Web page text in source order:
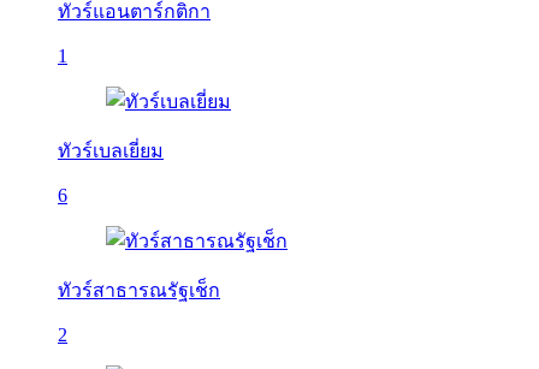
ทัวร์แอนตาร์กติกา
1
ทัวร์เบลเยี่ยม
6
ทัวร์สาธารณรัฐเช็ก
2